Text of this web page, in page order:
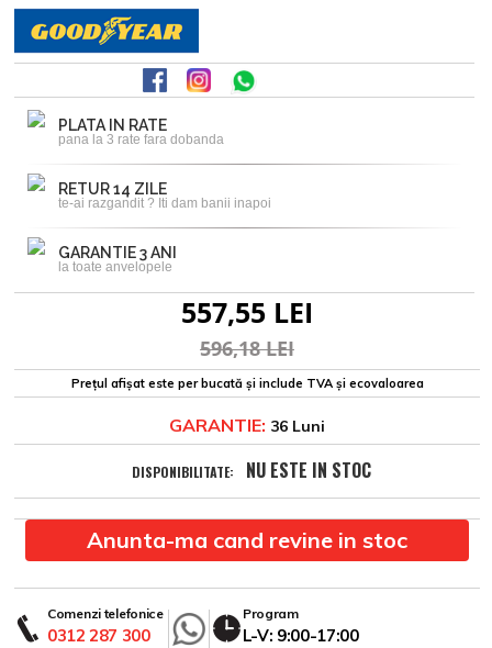
PLATA IN RATE
pana la 3 rate fara dobanda
RETUR 14 ZILE
te-ai razgandit ? Iti dam banii inapoi
GARANTIE 3 ANI
la toate anvelopele
557,55 LEI
596,18 LEI
Prețul afișat este per bucată și include TVA și ecovaloarea
GARANTIE: 36 Luni
DISPONIBILITATE: NU ESTE IN STOC
Anunta-ma cand revine in stoc
Comenzi telefonice
0312 287 300
Program
L-V: 9:00-17:00